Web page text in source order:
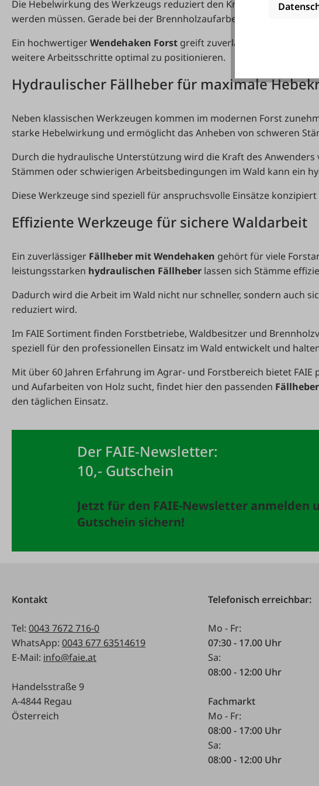
Die Hebelwirkung des Werkzeugs reduziert den Kraftaufwand
werden müssen. Gerade bei der Brennholzaufarbeitung oder bei
Ein hochwertigerWendehaken Forst greift zuverlässig in das Holz
weitere Arbeitsschritte optimal zu positionieren.
Hydraulischer Fällheber für maximale
Neben klassischen Werkzeugen kommen im modernen Forst
starke Hebelwirkung und ermöglicht das Anheben von schweren
Durch die hydraulische Unterstützung wird die Kraft des
Stämmen oder schwierigen Arbeitsbedingungen im Wald kann ein
Diese Werkzeuge sind speziell für anspruchsvolle Einsätze
Effiziente Werkzeuge für sichere Waldarbeit
Ein zuverlässiger Fällheber mit Wendehaken gehört für viele
leistungsstarken hydraulischen Fällheber lassen sich Stämme
Dadurch wird die Arbeit im Wald nicht nur schneller, sondern auch
reduziert wird.
Im FAIE Sortiment finden Forstbetriebe, Waldbesitzer und
speziell für den professionellen Einsatz im Wald entwickelt und
Mit über 60 Jahren Erfahrung im Agrar- und Forstbereich bietet
und Aufarbeiten von Holz sucht, findet hier den passenden
den täglichen Einsatz.
Der FAIE-Newsletter:
10,- Gutschein
Jetzt für den FAIE-Newsletter anmelden
Gutschein sichern!
Kontakt
Tel: 0043 7672 716-0
WhatsApp: 0043 677 63514619
E-Mail: info@faie.at
Handelsstraße 9
A-4844 Regau
Österreich
Telefonisch erreichbar:
Mo - Fr:
07:30 - 17.00 Uhr
Sa:
08:00 - 12:00 Uhr
Fachmarkt
Mo - Fr:
08:00 - 17:00 Uhr
Sa:
08:00 - 12:00 Uhr